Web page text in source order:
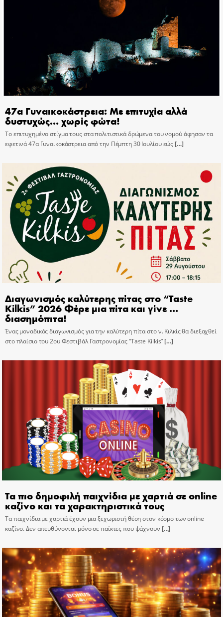
47α Γυναικοκάστρεια: Με επιτυχία αλλά
δυστυχώς… χωρίς φώτα!
Το επιτυχημένο στίγμα τους στα πολιτιστικά δρώμενα του νομού άφησαν τα
εφετινά 47α Γυναικοκάστρεια από την Πέμπτη 30 Ιουλίου εώς[…]
Διαγωνισμός καλύτερης πίτας στο “Taste
Kilkis” 2026 Φέρε μια πίτα και γίνε …
διασημόπιτα!
Ένας μοναδικός διαγωνισμός για την καλύτερη πίτα στο ν. Κιλκίς θα διεξαχθεί
στο πλαίσιο του 2ου Φεστιβάλ Γαστρονομίας “Taste Kilkis”[…]
Τα πιο δημοφιλή παιχνίδια με χαρτιά σε online
καζίνο και τα χαρακτηριστικά τους
Τα παιχνίδια με χαρτιά έχουν μια ξεχωριστή θέση στον κόσμο των online
καζίνο. Δεν απευθύνονται μόνο σε παίκτες που ψάχνουν […]